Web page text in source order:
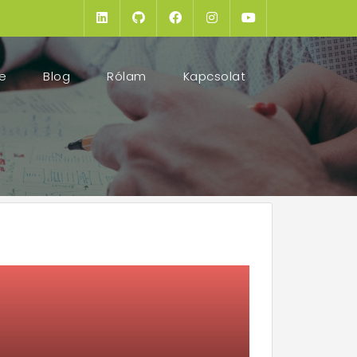
(current)
Blog Rólam Kapcsolat